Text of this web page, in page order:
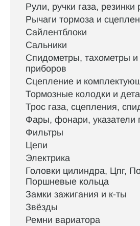
Рули, ручки газа, резинки
Рычаги тормоза и
Сайлентблоки
Сальники
Спидометры, тахометры и
приборов
Сцепление и
Тормозные колодки и
Трос газа, сцепления,
Фары, фонари, указатели
Фильтры
Цепи
Электрика
Головки цилиндра, Цпг,
Поршневые кольца
Замки зажигания и к-ты
Звёзды
Ремни вариатора